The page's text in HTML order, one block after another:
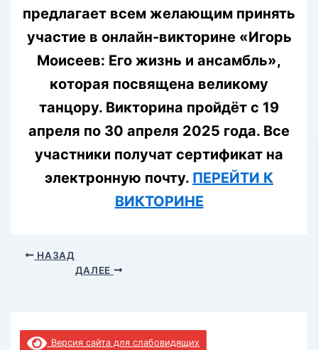
предлагает всем желающим принять
участие в онлайн-викторине «Игорь
Моисеев: Его жизнь и ансамбль»,
которая посвящена великому
танцору. Викторина пройдёт с 19
апреля по 30 апреля 2025 года. Все
участники получат сертификат на
электронную почту. ПЕРЕЙТИ К
ВИКТОРИНЕ
НАЗАД
ДАЛЕЕ
Версия сайта для слабовидящих